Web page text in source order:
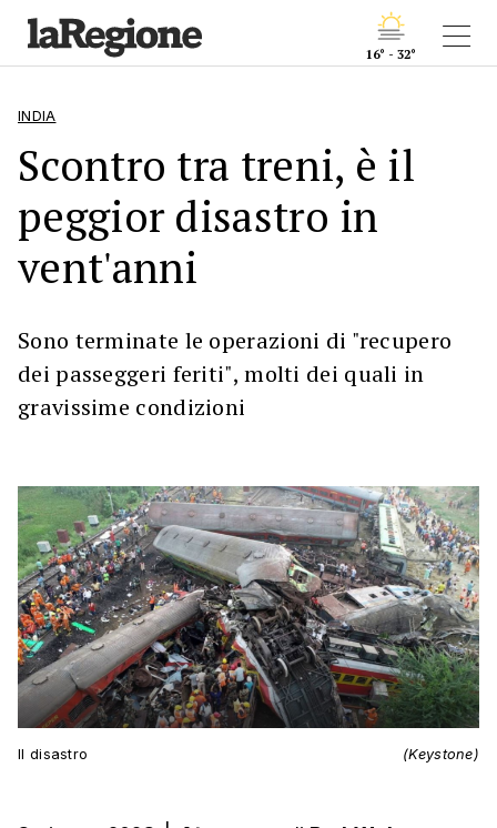
16° - 32°
INDIA
Scontro tra treni, è il
peggior disastro in
vent'anni
Sono terminate le operazioni di "recupero
dei passeggeri feriti", molti dei quali in
gravissime condizioni
Il disastro (Keystone)